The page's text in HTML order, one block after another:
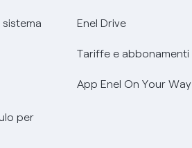
per
Enel Drive
Tariffe e abbonamenti
App Enel On Your Way